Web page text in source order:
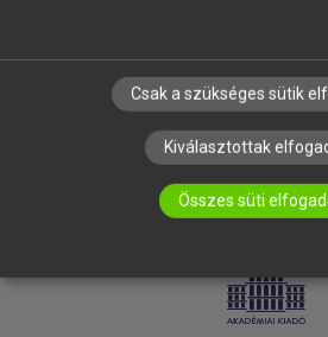
LICENCSZERZŐDÉS
Csak a szükséges sütik
Kiválasztottak
Összes süti